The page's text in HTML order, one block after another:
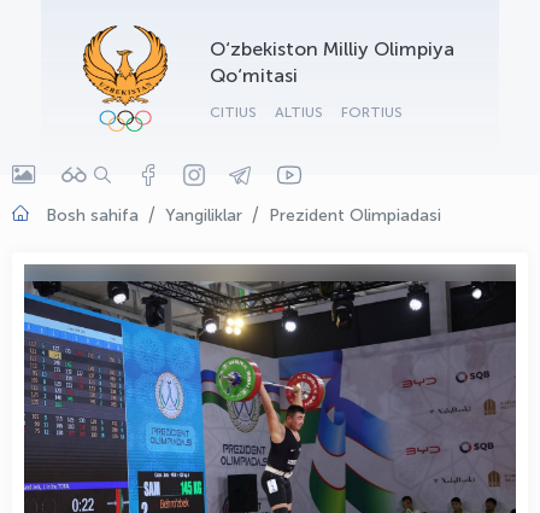
O‘zbekiston Milliy Olimpiya
Qo‘mitasi
CITIUS ALTIUS FORTIUS
Bosh sahifa Yangiliklar Prezident Olimpiadasi
OLYMPCHIK AI - yordamchi
Onlayn · olympic.uz